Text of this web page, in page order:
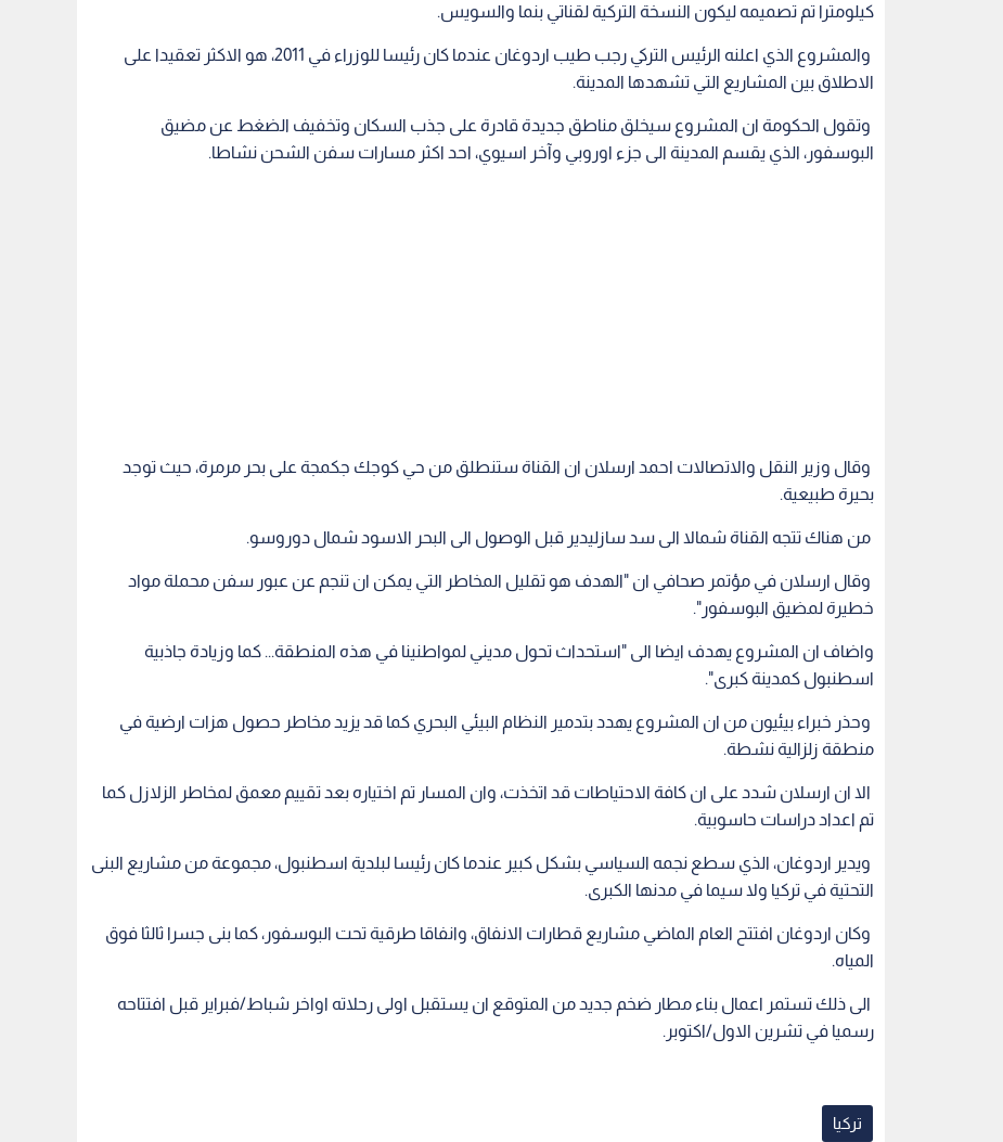
كيلومترا تم تصميمه ليكون النسخة التركية لقناتي بنما والسويس.
والمشروع الذي اعلنه الرئيس التركي رجب طيب اردوغان عندما كان رئيسا للوزراء في 2011، هو الاكثر تعقيدا على
الاطلاق بين المشاريع التي تشهدها المدينة.
وتقول الحكومة ان المشروع سيخلق مناطق جديدة قادرة على جذب السكان وتخفيف الضغط عن مضيق
البوسفور، الذي يقسم المدينة الى جزء اوروبي وآخر اسيوي، احد اكثر مسارات سفن الشحن نشاطا.
وقال وزير النقل والاتصالات احمد ارسلان ان القناة ستنطلق من حي كوجك جكمجة على بحر مرمرة، حيث توجد
بحيرة طبيعية.
من هناك تتجه القناة شمالا الى سد سازليدير قبل الوصول الى البحر الاسود شمال دوروسو.
وقال ارسلان في مؤتمر صحافي ان "الهدف هو تقليل المخاطر التي يمكن ان تنجم عن عبور سفن محملة مواد
خطيرة لمضيق البوسفور".
واضاف ان المشروع يهدف ايضا الى "استحداث تحول مديني لمواطنينا في هذه المنطقة... كما وزيادة جاذبية
اسطنبول كمدينة كبرى".
وحذر خبراء بيئيون من ان المشروع يهدد بتدمير النظام البيئي البحري كما قد يزيد مخاطر حصول هزات ارضية في
منطقة زلزالية نشطة.
الا ان ارسلان شدد على ان كافة الاحتياطات قد اتخذت، وان المسار تم اختياره بعد تقييم معمق لمخاطر الزلازل كما
تم اعداد دراسات حاسوبية.
ويدير اردوغان، الذي سطع نجمه السياسي بشكل كبير عندما كان رئيسا لبلدية اسطنبول، مجموعة من مشاريع البنى
التحتية في تركيا ولا سيما في مدنها الكبرى.
وكان اردوغان افتتح العام الماضي مشاريع قطارات الانفاق، وانفاقا طرقية تحت البوسفور، كما بنى جسرا ثالثا فوق
المياه.
الى ذلك تستمر اعمال بناء مطار ضخم جديد من المتوقع ان يستقبل اولى رحلاته اواخر شباط/فبراير قبل افتتاحه
رسميا في تشرين الاول/اكتوبر.
تركيا